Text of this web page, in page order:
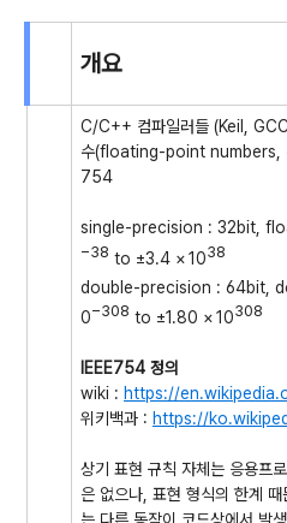
개요
C/C++ 컴파일러들 (Keil,
수(floating-point numbers,
754
single-precision : 32bit,
−38 to ±3.4 ×1038
double-precision : 64bit,
0−308 to ±1.80 ×10308
IEEE754 정의
wiki : https://
위키백과 : https://
상기 표현 규칙 자체는 응용프
은 없으나, 표현 형식의 한계